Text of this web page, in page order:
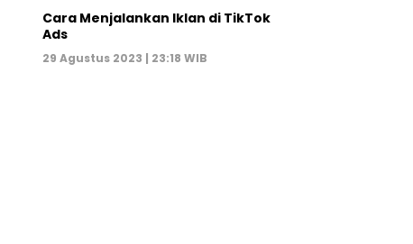
Cara Menjalankan Iklan di TikTok
Ads
29 Agustus 2023 | 23:18 WIB